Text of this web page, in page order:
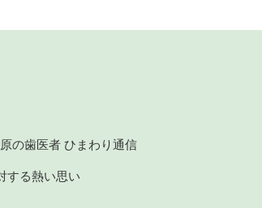
の歯医者 ひまわり通信
する熱い思い